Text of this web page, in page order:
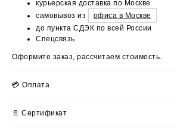
курьерская доставка по Москве
самовывоз из
офиса в Москве
до пункта СДЭК по всей России
Спецсвязь
Оформите заказ, рассчитаем стоимость.
💳 Оплата
📄 Сертификат